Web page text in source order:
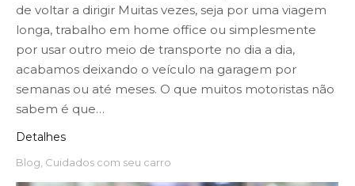
de voltar a dirigir Muitas vezes, seja por uma viagem
longa, trabalho em home office ou simplesmente
por usar outro meio de transporte no dia a dia,
acabamos deixando o veículo na garagem por
semanas ou até meses. O que muitos motoristas não
sabem é que…
Detalhes
Blog, Cuidados com seu carro